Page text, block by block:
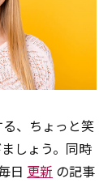
、ちょっと笑
しょう。同時
日 更新 の記事